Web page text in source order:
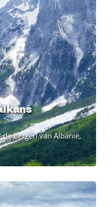
bergen van Albanië,